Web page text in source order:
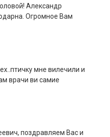
Александр
Огромное Вам
мне вилечили и
врачи ви самие
поздравляем Вас и